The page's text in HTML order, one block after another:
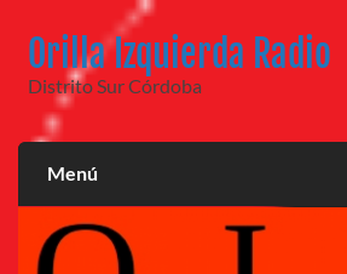
contenido
Orilla Izquierda Radio
Distrito Sur Córdoba
Menú